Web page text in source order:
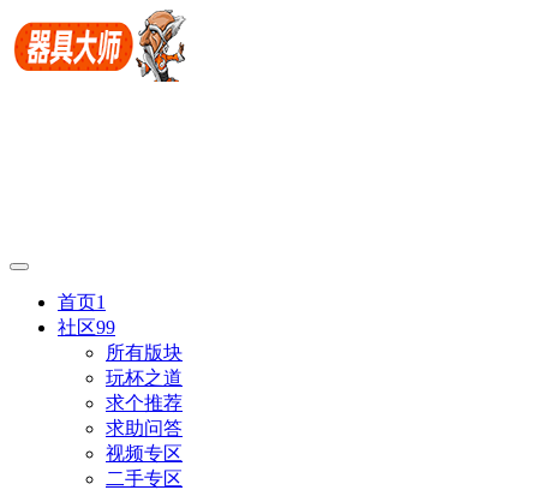
首页1
社区99
所有版块
玩杯之道
求个推荐
求助问答
视频专区
二手专区